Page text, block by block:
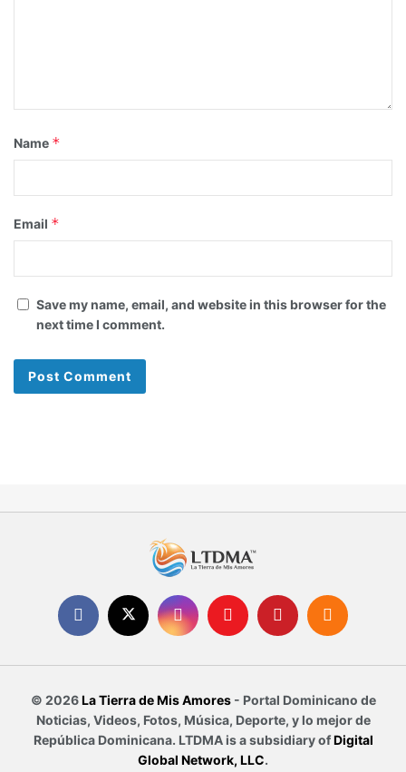
Name *
Email *
Save my name, email, and website in this browser for the
next time I comment.
© 2026La Tierra de Mis Amores- Portal Dominicano de
Noticias, Videos, Fotos, Música, Deporte, y lo mejor de
República Dominicana. LTDMA is a subsidiary ofDigital
Global Network, LLC.